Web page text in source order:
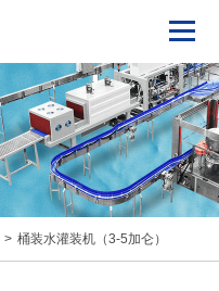
> 桶装水灌装机（3-5加仑）